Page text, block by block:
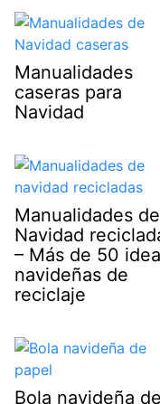
Manualidades
caseras para
Navidad
Manualidades de
Navidad
– Más de 50
navideñas de
reciclaje
Bola navideña de